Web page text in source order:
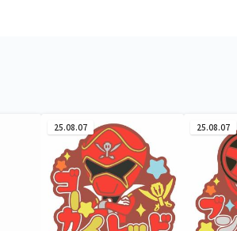
25.08.07 25.08.07